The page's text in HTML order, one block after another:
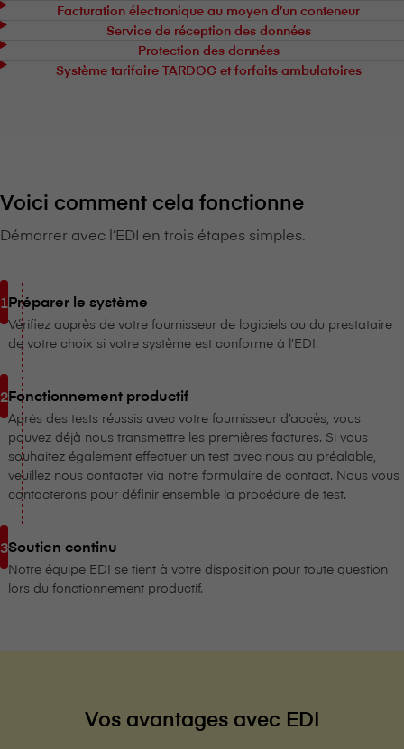
Facturation électronique au moyen d’un conteneur
Service de réception des données
Protection des données
Système tarifaire TARDOC et forfaits ambulatoires
Voici comment cela fonctionne
Démarrer avec l’EDI en trois étapes simples.
Préparer le système
Vérifiez auprès de votre fournisseur de logiciels ou du prestataire
de votre choix si votre système est conforme à l’EDI.
Fonctionnement productif
Après des tests réussis avec votre fournisseur d’accès, vous
pouvez déjà nous transmettre les premières factures. Si vous
souhaitez également effectuer un test avec nous au préalable,
veuillez nous contacter via notre formulaire de contact. Nous vous
contacterons pour définir ensemble la procédure de test.
Soutien continu
Notre équipe EDI se tient à votre disposition pour toute question
lors du fonctionnement productif.
Vos avantages avec EDI